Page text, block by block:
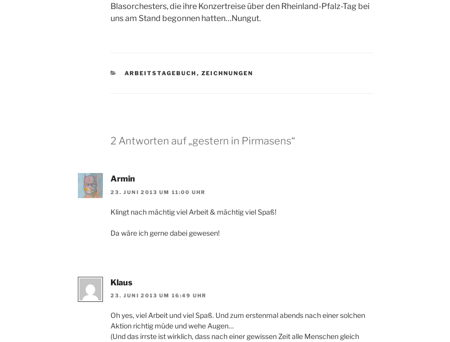
Blasorchesters, die ihre Konzertreise über den Rheinland-Pfalz-Tag bei
uns am Stand begonnen hatten…Nungut.
KATEGORIEN
ARBEITSTAGEBUCH , ZEICHNUNGEN
2 Antworten auf „gestern in Pirmasens“
Armin
23. JUNI 2013 UM 11:00 UHR
Klingt nach mächtig viel Arbeit & mächtig viel Spaß!
Da wäre ich gerne dabei gewesen!
Klaus
23. JUNI 2013 UM 16:49 UHR
Oh yes, viel Arbeit und viel Spaß. Und zum erstenmal abends nach einer solchen
Aktion richtig müde und wehe Augen…
(Und das irrste ist wirklich, dass nach einer gewissen Zeit alle Menschen gleich